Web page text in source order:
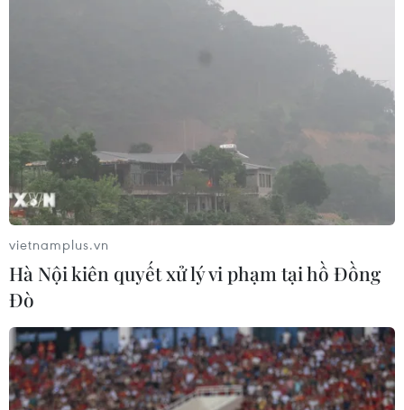
vietnamplus.vn
Hà Nội kiên quyết xử lý vi phạm tại hồ Đồng
Đò